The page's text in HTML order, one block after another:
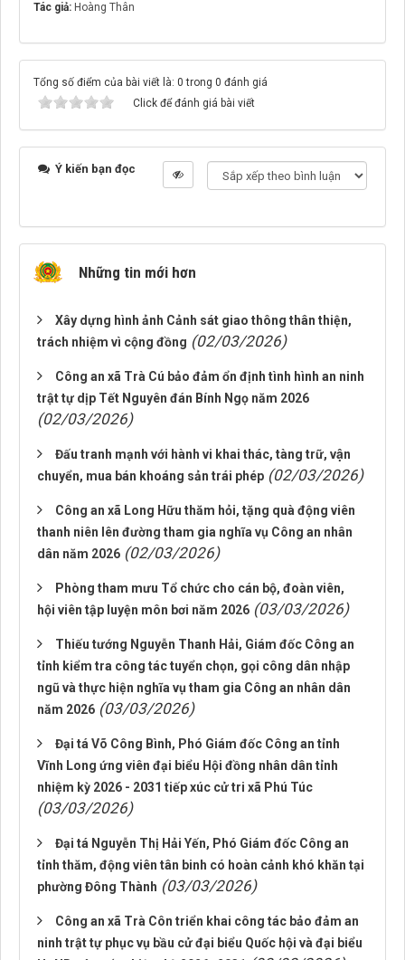
Tác giả: Hoàng Thân
Tổng số điểm của bài viết là: 0 trong 0 đánh giá
Click để đánh giá bài viết
Ý kiến bạn đọc
Những tin mới hơn
Xây dựng hình ảnh Cảnh sát giao thông thân thiện,
trách nhiệm vì cộng đồng (02/03/2026)
Công an xã Trà Cú bảo đảm ổn định tình hình an ninh
trật tự dịp Tết Nguyên đán Bính Ngọ năm 2026
(02/03/2026)
Đấu tranh mạnh với hành vi khai thác, tàng trữ, vận
chuyển, mua bán khoáng sản trái phép (02/03/2026)
Công an xã Long Hữu thăm hỏi, tặng quà động viên
thanh niên lên đường tham gia nghĩa vụ Công an nhân
dân năm 2026 (02/03/2026)
Phòng tham mưu Tổ chức cho cán bộ, đoàn viên,
hội viên tập luyện môn bơi năm 2026 (03/03/2026)
Thiếu tướng Nguyễn Thanh Hải, Giám đốc Công an
tỉnh kiểm tra công tác tuyển chọn, gọi công dân nhập
ngũ và thực hiện nghĩa vụ tham gia Công an nhân dân
năm 2026 (03/03/2026)
Đại tá Võ Công Bình, Phó Giám đốc Công an tỉnh
Vĩnh Long ứng viên đại biểu Hội đồng nhân dân tỉnh
nhiệm kỳ 2026 - 2031 tiếp xúc cử tri xã Phú Túc
(03/03/2026)
Đại tá Nguyễn Thị Hải Yến, Phó Giám đốc Công an
tỉnh thăm, động viên tân binh có hoàn cảnh khó khăn tại
phường Đông Thành (03/03/2026)
Công an xã Trà Côn triển khai công tác bảo đảm an
ninh trật tự phục vụ bầu cử đại biểu Quốc hội và đại biểu